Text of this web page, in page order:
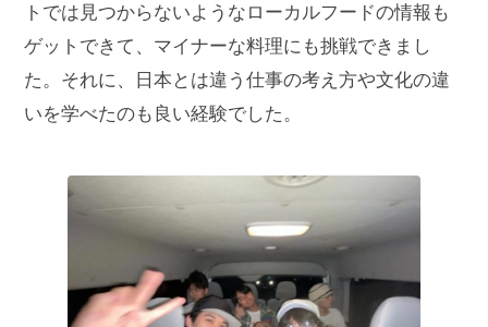
トでは見つからないようなローカルフードの情報も
ゲットできて、マイナーな料理にも挑戦できまし
た。それに、日本とは違う仕事の考え方や文化の違
いを学べたのも良い経験でした。